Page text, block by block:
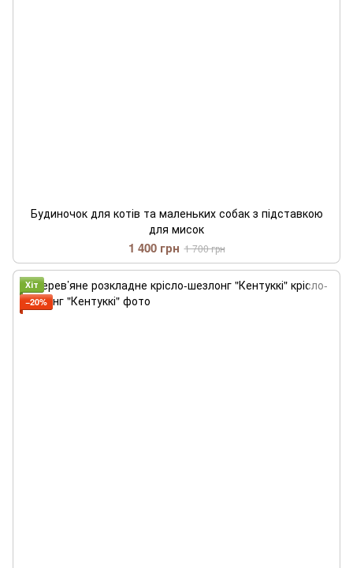
Будиночок для котів та маленьких собак з підставкою
для мисок
1 400 грн 1 700 грн
Хіт
−20%